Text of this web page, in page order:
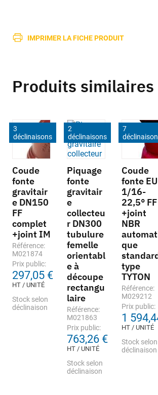
IMPRIMER LA FICHE PRODUIT
Produits similaires
3
déclinaisons
Coude
fonte
gravitair
e DN150
FF
complet
+joint IM
Référence:
M021874
Prix public:
297,05 €
HT / UNITÉ
Stock selon
déclinaison
2
déclinaisons
Piquage
fonte
gravitair
e
collecteu
r DN300
tubulure
femelle
orientabl
e à
découpe
rectangu
laire
Référence:
M021863
Prix public:
763,26 €
HT / UNITÉ
Stock selon
déclinaison
7
Coude
fonte EU
1/16-
22,5° FF
+joint
NBR
que
type
TYTON
Référence:
M029212
Prix public:
1
HT / UNITÉ
Stock selon
déclinaison